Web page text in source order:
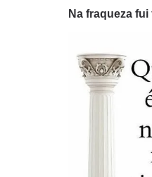
Na fraqueza fui